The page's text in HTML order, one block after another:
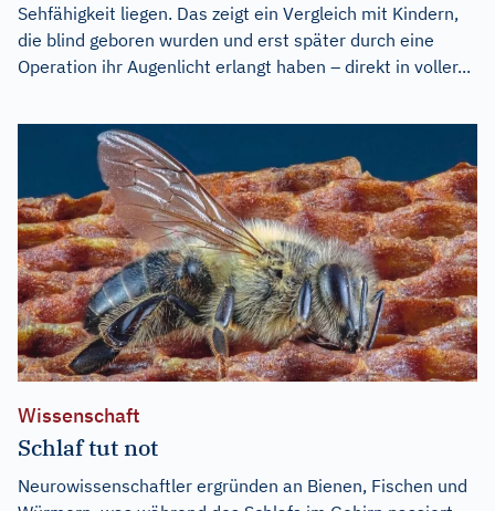
Sehfähigkeit liegen. Das zeigt ein Vergleich mit Kindern,
die blind geboren wurden und erst später durch eine
Operation ihr Augenlicht erlangt haben – direkt in voller...
Wissenschaft
Schlaf tut not
Neurowissenschaftler ergründen an Bienen, Fischen und